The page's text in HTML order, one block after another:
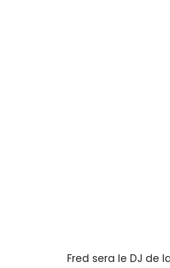
Fred sera le DJ de